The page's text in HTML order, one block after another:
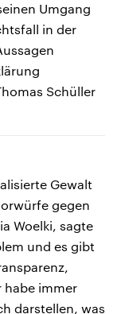
Umgang
in der
Schüller
Gewalt
gegen
Woelki, sagte
und es gibt
habe immer
darstellen, was